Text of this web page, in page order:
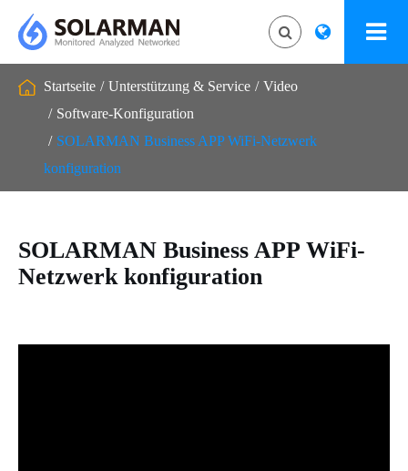
Startseite Unterstützung & Service
Video
Software-Konfiguration
SOLARMAN Business APP WiFi-Netzwerk
konfiguration
SOLARMAN Business APP WiFi-
Netzwerk konfiguration